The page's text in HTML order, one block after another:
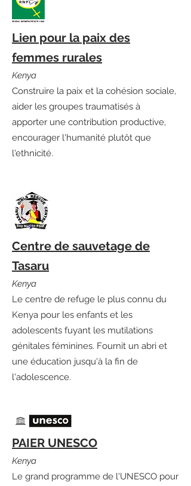
Lien pour la paix des
femmes rurales
Kenya
Construire la paix et la cohésion sociale,
aider les groupes traumatisés à
apporter une contribution productive,
encourager l'humanité plutôt que
l'ethnicité.
Centre de sauvetage de
Tasaru
Kenya
Le centre de refuge le plus connu du
Kenya pour les enfants et les
adolescents fuyant les mutilations
génitales féminines. Fournit un abri et
une éducation jusqu'à la fin de
l'adolescence.
PAIER UNESCO
Kenya
Le grand programme de l'UNESCO pour